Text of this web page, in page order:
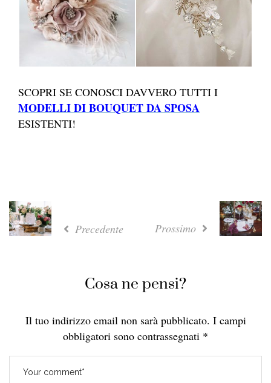
SCOPRI SE CONOSCI DAVVERO TUTTI I
MODELLI DI BOUQUET DA SPOSA
ESISTENTI!
Precedente Prossimo
Cosa ne pensi?
Il tuo indirizzo email non sarà pubblicato. I campi
obbligatori sono contrassegnati *